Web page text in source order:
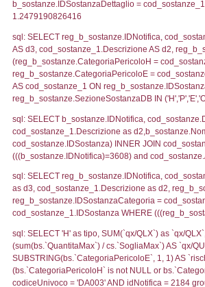
AND
sql: SELECT
AND
sql: SELECT
WHERE
sql: SELECT